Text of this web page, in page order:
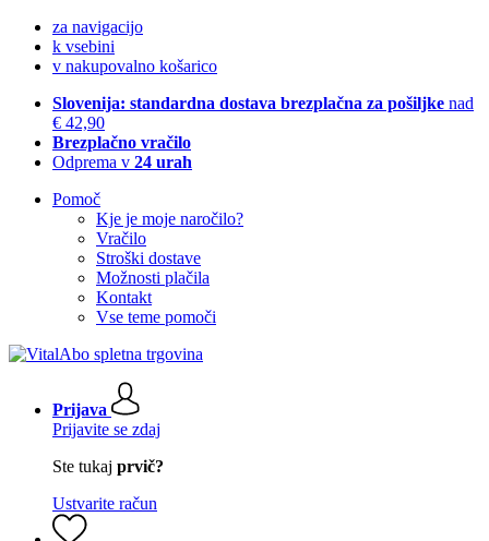
za navigacijo
k vsebini
v nakupovalno košarico
Slovenija: standardna dostava brezplačna za pošiljke nad
€ 42,90
Brezplačno vračilo
Odprema v 24 urah
Pomoč
Kje je moje naročilo?
Vračilo
Stroški dostave
Možnosti plačila
Kontakt
Vse teme pomoči
Prijava
Prijavite se zdaj
Ste tukaj prvič?
Ustvarite račun